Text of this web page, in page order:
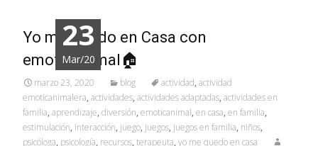
23
Mar/20
Yo me Quedo en Casa con
emoticanimal🏠
marzo 23, 2020 blog actividad, actividad
emoticanimalera, actividades, actividades adaptadas, actividades en
familia, aprendizaje, diversión, emoticanimal, en casa, en familia,
estimulación, interacción, juego, juegos, juegos en familia, niños,
psicóloga, psicología, recursos, terapeuta, yo me quedo en casa